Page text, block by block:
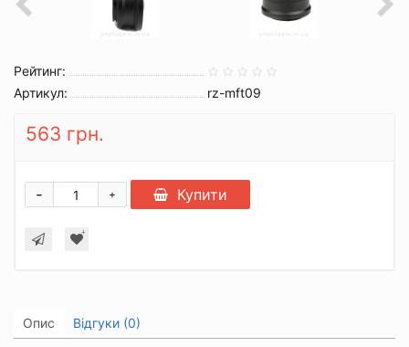
Рейтинг:
Артикул:
rz-mft09
563 грн.
+
- Купити
Опис Відгуки (0)